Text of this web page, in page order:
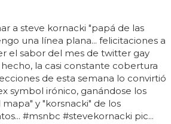
a steve kornacki "papá de las
una línea plana... felicitaciones a
el sabor del mes de twitter gay
la casi constante cobertura
de esta semana lo convirtió
symbol irónico, ganándose los
y "korsnacki" de los
#msnbc #stevekornacki pic...